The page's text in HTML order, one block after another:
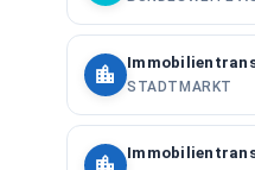
STADTMARKT